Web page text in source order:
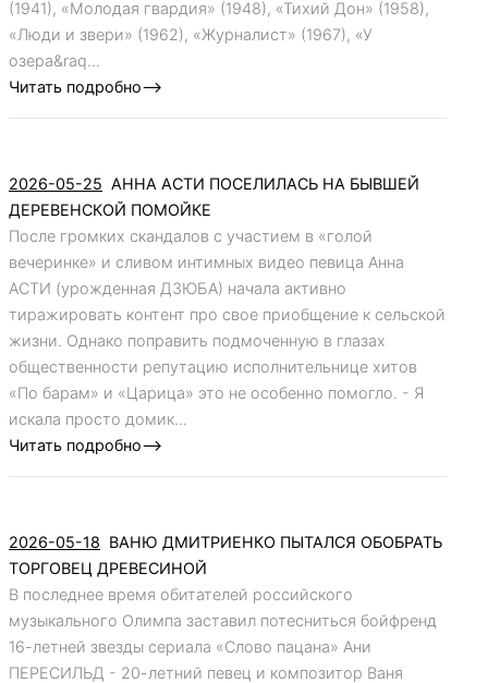
(1941), «Молодая гвардия» (1948), «Тихий Дон» (1958),
«Люди и звери» (1962), «Журналист» (1967), «У
озера&raq...
Читать подробно-->
2026-05-25 АННА АСТИ ПОСЕЛИЛАСЬ НА БЫВШЕЙ
ДЕРЕВЕНСКОЙ ПОМОЙКЕ
После громких скандалов с участием в «голой
вечеринке» и сливом интимных видео певица Анна
АСТИ (урожденная ДЗЮБА) начала активно
тиражировать контент про свое приобщение к сельской
жизни. Однако поправить подмоченную в глазах
общественности репутацию исполнительнице хитов
«По барам» и «Царица» это не особенно помогло. - Я
искала просто домик...
Читать подробно-->
2026-05-18 ВАНЮ ДМИТРИЕНКО ПЫТАЛСЯ ОБОБРАТЬ
ТОРГОВЕЦ ДРЕВЕСИНОЙ
В последнее время обитателей российского
музыкального Олимпа заставил потесниться бойфренд
16-летней звезды сериала «Слово пацана» Ани
ПЕРЕСИЛЬД - 20-летний певец и композитор Ваня